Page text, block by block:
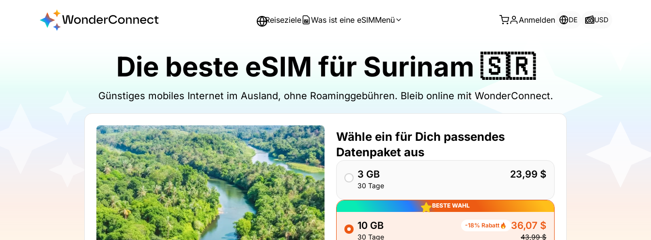
Reiseziele Was ist eine eSIMMenü Anmelden DE USD
Die beste eSIM für Surinam 🇸🇷
Günstiges mobiles Internet im Ausland, ohne Roaminggebühren. Bleib online mit WonderConnect.
Wähle ein für Dich passendes
Datenpaket aus
3 GB
30 Tage
23,99 $
BESTE WAHL
10 GB
30 Tage
-18% Rabatt 36,07 $
43,99 $